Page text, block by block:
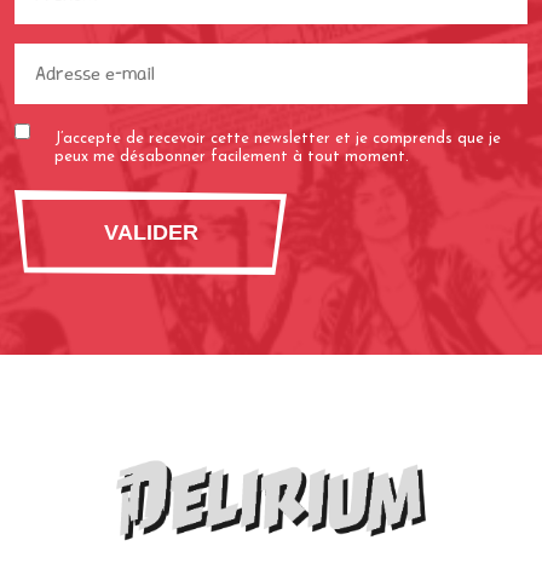
(Nécessaire)
J’accepte de recevoir cette newsletter et je comprends que je
peux me désabonner facilement à tout moment.